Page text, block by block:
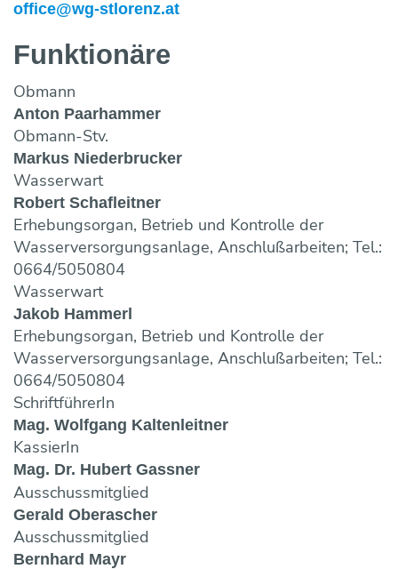
office@wg-stlorenz.at
Funktionäre
Obmann
Anton Paarhammer
Obmann-Stv.
Markus Niederbrucker
Wasserwart
Robert Schafleitner
Erhebungsorgan, Betrieb und Kontrolle der
Wasserversorgungsanlage, Anschlußarbeiten; Tel.:
0664/5050804
Wasserwart
Jakob Hammerl
Erhebungsorgan, Betrieb und Kontrolle der
Wasserversorgungsanlage, Anschlußarbeiten; Tel.:
0664/5050804
SchriftführerIn
Mag. Wolfgang Kaltenleitner
KassierIn
Mag. Dr. Hubert Gassner
Ausschussmitglied
Gerald Oberascher
Ausschussmitglied
Bernhard Mayr